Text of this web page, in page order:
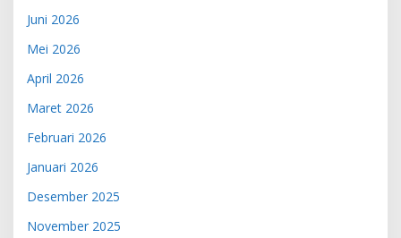
Juni 2026
Mei 2026
April 2026
Maret 2026
Februari 2026
Januari 2026
Desember 2025
November 2025